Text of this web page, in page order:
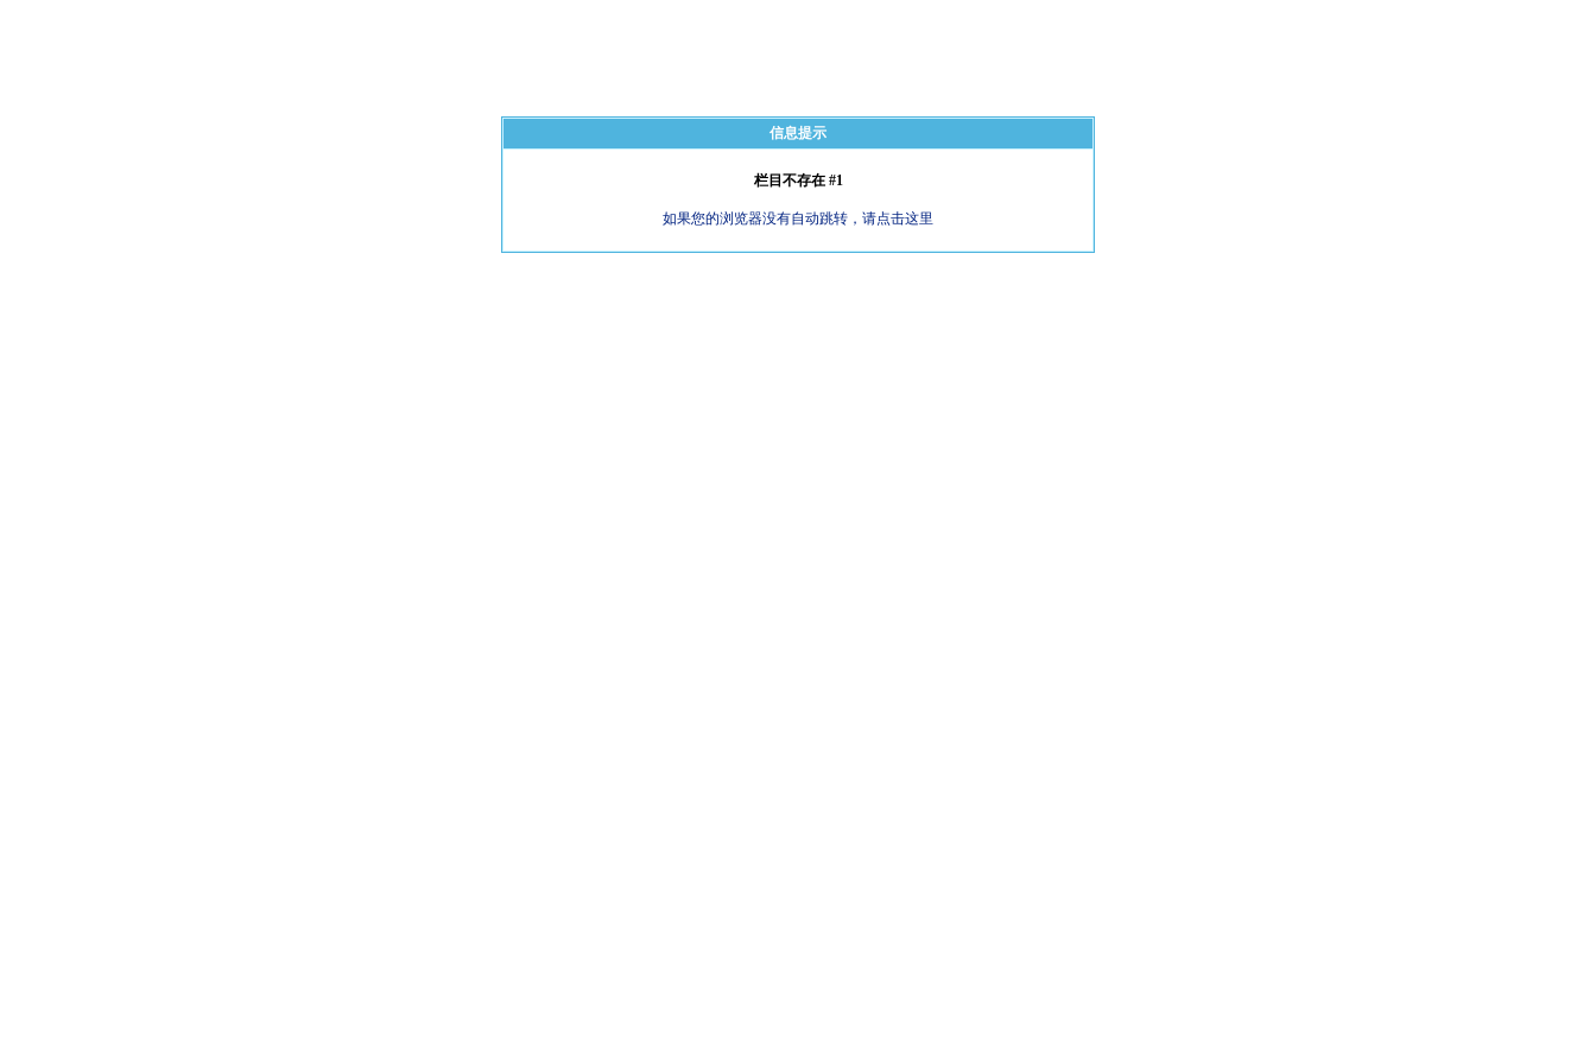
信息提示
栏目不存在 #1
如果您的浏览器没有自动跳转，请点击这里